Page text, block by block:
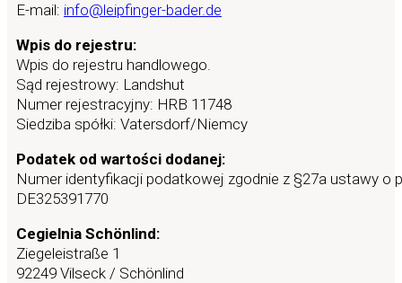
E-mail: info@leipfinger-bader.de
Wpis do rejestru:
Wpis do rejestru handlowego.
Sąd rejestrowy: Landshut
Numer rejestracyjny: HRB 11748
Siedziba spółki: Vatersdorf/Niemcy
Podatek od wartości dodanej:
Numer identyfikacji podatkowej zgodnie z §27a ustawy o
DE325391770
Cegielnia Schönlind:
Ziegeleistraße 1
92249 Vilseck / Schönlind